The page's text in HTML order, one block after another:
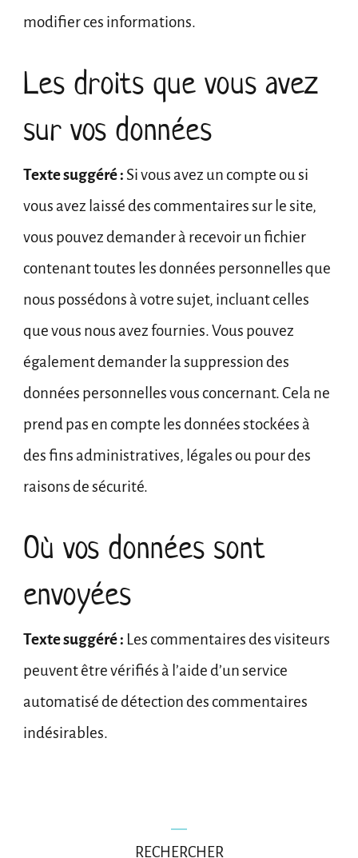
modifier ces informations.
Les droits que vous avez
sur vos données
Texte suggéré : Si vous avez un compte ou si
vous avez laissé des commentaires sur le site,
vous pouvez demander à recevoir un fichier
contenant toutes les données personnelles que
nous possédons à votre sujet, incluant celles
que vous nous avez fournies. Vous pouvez
également demander la suppression des
données personnelles vous concernant. Cela ne
prend pas en compte les données stockées à
des fins administratives, légales ou pour des
raisons de sécurité.
Où vos données sont
envoyées
Texte suggéré : Les commentaires des visiteurs
peuvent être vérifiés à l’aide d’un service
automatisé de détection des commentaires
indésirables.
RECHERCHER